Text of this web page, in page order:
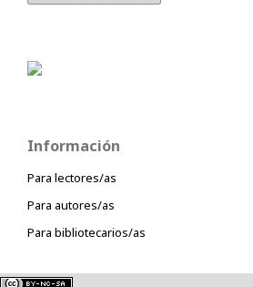
Información
Para lectores/as
Para autores/as
Para bibliotecarios/as